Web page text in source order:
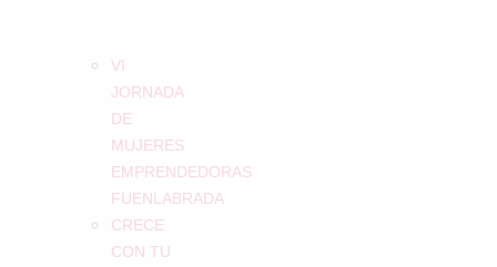
VI
JORNADA
DE
MUJERES
EMPRENDEDORAS
FUENLABRADA
CRECE
CON TU